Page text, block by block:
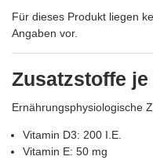
Für dieses Produkt liegen
Angaben vor.
Zusatzstoffe je
Ernährungsphysiologische
Vitamin D3: 200 I.E.
Vitamin E: 50 mg